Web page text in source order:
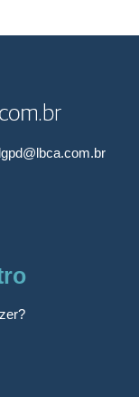
lgpd@lbca.com.br